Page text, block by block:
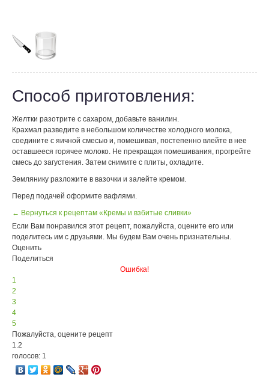
Способ приготовления:
Желтки разотрите с сахаром, добавьте ванилин.
Крахмал разведите в небольшом количестве холодного молока,
соедините с яичной смесью и, помешивая, постепенно влейте в нее
оставшееся горячее молоко. Не прекращая помешивания, прогрейте
смесь до загустения. Затем снимите с плиты, охладите.
Землянику разложите в вазочки и залейте кремом.
Перед подачей оформите вафлями.
← Вернуться к рецептам «Кремы и взбитые сливки»
Если Вам понравился этот рецепт, пожалуйста, оцените его или
поделитесь им с друзьями. Мы будем Вам очень признательны.
Оценить
Поделиться
Ошибка!
1
2
3
4
5
Пожалуйста, оцените рецепт
1.2
голосов: 1